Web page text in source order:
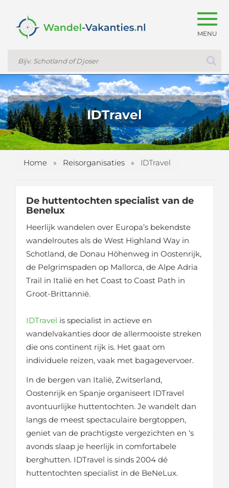
IDTravel
Home » Reisorganisaties » IDTravel
De huttentochten specialist van de
Benelux
Heerlijk wandelen over Europa’s bekendste
wandelroutes als de West Highland Way in
Schotland, de Donau Höhenweg in Oostenrijk,
de Pelgrimspaden op Mallorca, de Alpe Adria
Trail in Italië en het Coast to Coast Path in
Groot-Brittannië.
IDTravel is specialist in actieve en
wandelvakanties door de allermooiste streken
die ons continent rijk is. Het gaat om
individuele reizen, vaak met bagagevervoer.
In de bergen van Italië, Zwitserland,
Oostenrijk en Spanje organiseert IDTravel
avontuurlijke huttentochten. Je wandelt dan
langs de meest spectaculaire bergtoppen,
geniet van de prachtigste vergezichten en ‘s
avonds slaap je heerlijk in comfortabele
berghutten. IDTravel is sinds 2004 dé
huttentochten specialist in de BeNeLux.